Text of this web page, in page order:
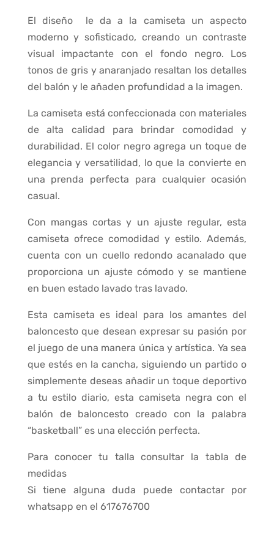
El diseño le da a la camiseta un aspecto
moderno y sofisticado, creando un contraste
visual impactante con el fondo negro. Los
tonos de gris y anaranjado resaltan los detalles
del balón y le añaden profundidad a la imagen.
La camiseta está confeccionada con materiales
de alta calidad para brindar comodidad y
durabilidad. El color negro agrega un toque de
elegancia y versatilidad, lo que la convierte en
una prenda perfecta para cualquier ocasión
casual.
Con mangas cortas y un ajuste regular, esta
camiseta ofrece comodidad y estilo. Además,
cuenta con un cuello redondo acanalado que
proporciona un ajuste cómodo y se mantiene
en buen estado lavado tras lavado.
Esta camiseta es ideal para los amantes del
baloncesto que desean expresar su pasión por
el juego de una manera única y artística. Ya sea
que estés en la cancha, siguiendo un partido o
simplemente deseas añadir un toque deportivo
a tu estilo diario, esta camiseta negra con el
balón de baloncesto creado con la palabra
“basketball” es una elección perfecta.
Para conocer tu talla consultar la tabla de
medidas
Si tiene alguna duda puede contactar por
whatsapp en el 617676700